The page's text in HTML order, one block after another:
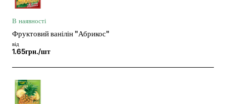
В наявності
Фруктовий ванілін "Абрикос"
від
1.65грн./шт